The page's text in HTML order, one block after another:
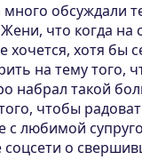
обсуждали
что когда на
хочется, хотя бы
на тему того,
набрал такой
чтобы
с любимой
о